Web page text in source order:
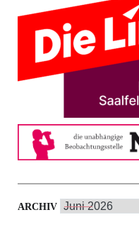
ARCHIV Archiv